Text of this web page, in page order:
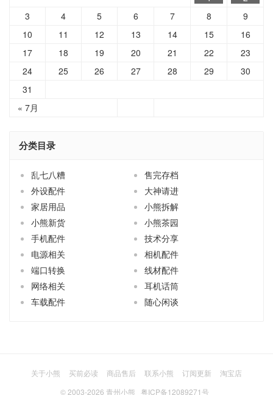
« 7月
3
4 5 6 7 8
9
10
11 12 13 14 15
16
17
18 19 20 21 22
23
24
25 26 27 28 29
30
31
分类目录
乱七八糟
售完存档
外设配件
大神请进
家居用品
小熊拆解
小熊新货
小熊茶园
手机配件
技术分享
电源相关
相机配件
端口转换
线材配件
网络相关
耳机话筒
车载配件
随心闲谈
关于小熊 买前必读 商品售后 联系小熊 订阅更新
淘宝店
© 2003-2026 青州小熊 粤ICP备12089271号